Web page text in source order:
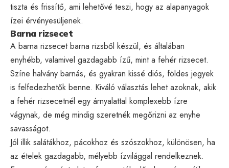
tiszta és frissítő, ami lehetővé teszi, hogy az alapanyagok
ízei érvényesüljenek.
Barna rizsecet
A barna rizsecet barna rizsből készül, és általában
enyhébb, valamivel gazdagabb ízű, mint a fehér rizsecet.
Színe halvány barnás, és gyakran kissé diós, földes jegyek
is felfedezhetők benne. Kiváló választás lehet azoknak, akik
a fehér rizsecetnél egy árnyalattal komplexebb ízre
vágynak, de még mindig szeretnék megőrizni az enyhe
savasságot.
Jól illik salátákhoz, pácokhoz és szószokhoz, különösen, ha
az ételek gazdagabb, mélyebb ízvilággal rendelkeznek.